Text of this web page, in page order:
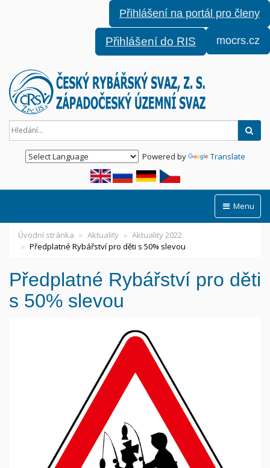
Přihlášení na portál pro členy
Přihlášení do RIS mocrs.cz
Powered by Translate
Menu
Úvodní stránka Aktuality
Aktuality 2022
Předplatné Rybářství pro děti s 50% slevou
Předplatné Rybářství pro děti
s 50% slevou